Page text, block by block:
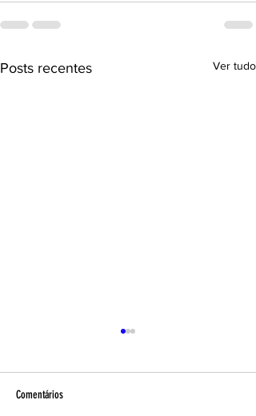
Posts recentes Ver tudo
Comentários